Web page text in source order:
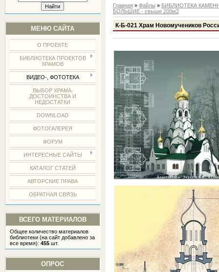
МЕНЮ САЙТА
О ПРОЕКТЕ
БИБЛИОТЕКА ПРОЕКТОВ
ХРАМОВ
ВИДЕО-, ФОТОТЕКА
ВЫБОР ХРАМА.
ДОСТОИНСТВА И
НЕДОСТАТКИ
DOWNLOAD
ФОТОГАЛЕРЕЯ
ФОРУМ
ИНТЕРЕСНЫЕ САЙТЫ
КАТАЛОГ СТАТЕЙ
АВТОРСКИЕ ПРАВА
ОБРАТНАЯ СВЯЗЬ
ВСЕГО МАТЕРИАЛОВ
Общее количество материалов
библиотеки (на сайт добавлено за
все время):455 шт.
ОПРОС
Главная » Файлы » БИБЛИОТЕКА
БОЛЬШИЕ - свыше 200м2
К-Б-021 Храм Новомучеников